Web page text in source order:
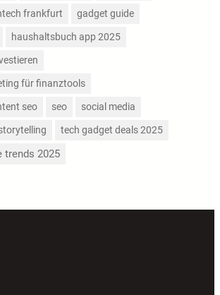
frankfurt gadget guide
haushaltsbuch app 2025
für finanztools
seo seo social media
tech gadget deals 2025
trends 2025